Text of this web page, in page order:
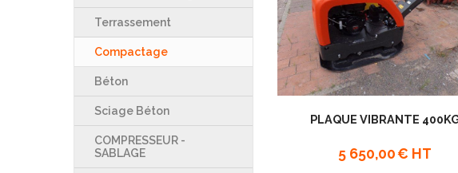
Terrassement
Compactage
Béton
Sciage Béton
COMPRESSEUR -
SABLAGE
PLAQUE VIBRANTE
5 650,00€ HT